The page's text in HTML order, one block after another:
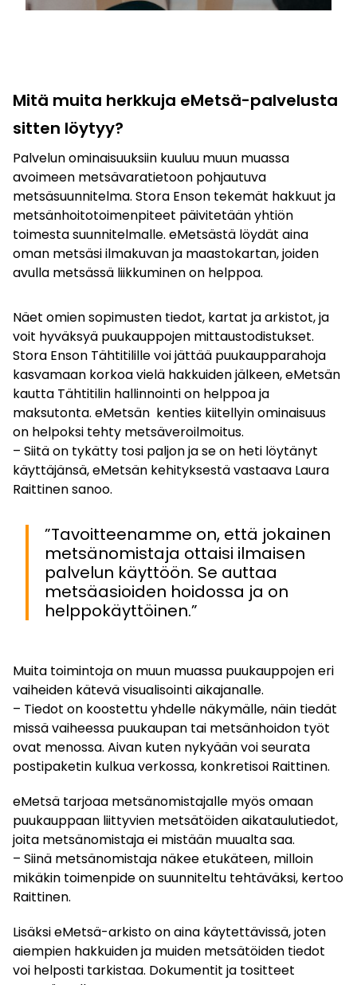
Mitä muita herkkuja eMetsä-palvelusta
sitten löytyy?
Palvelun ominaisuuksiin kuuluu muun muassa
avoimeen metsävaratietoon pohjautuva
metsäsuunnitelma. Stora Enson tekemät hakkuut ja
metsänhoitotoimenpiteet päivitetään yhtiön
toimesta suunnitelmalle. eMetsästä löydät aina
oman metsäsi ilmakuvan ja maastokartan, joiden
avulla metsässä liikkuminen on helppoa.
Näet omien sopimusten tiedot, kartat ja arkistot, ja
voit hyväksyä puukauppojen mittaustodistukset.
Stora Enson Tähtitilille voi jättää puukaupparahoja
kasvamaan korkoa vielä hakkuiden jälkeen, eMetsän
kautta Tähtitilin hallinnointi on helppoa ja
maksutonta. eMetsän kenties kiitellyin ominaisuus
on helpoksi tehty metsäveroilmoitus.
– Siitä on tykätty tosi paljon ja se on heti löytänyt
käyttäjänsä, eMetsän kehityksestä vastaava Laura
Raittinen sanoo.
”Tavoitteenamme on, että jokainen
metsänomistaja ottaisi ilmaisen
palvelun käyttöön. Se auttaa
metsäasioiden hoidossa ja on
helppokäyttöinen.”
Muita toimintoja on muun muassa puukauppojen eri
vaiheiden kätevä visualisointi aikajanalle.
– Tiedot on koostettu yhdelle näkymälle, näin tiedät
missä vaiheessa puukaupan tai metsänhoidon työt
ovat menossa. Aivan kuten nykyään voi seurata
postipaketin kulkua verkossa, konkretisoi Raittinen.
eMetsä tarjoaa metsänomistajalle myös omaan
puukauppaan liittyvien metsätöiden aikataulutiedot,
joita metsänomistaja ei mistään muualta saa.
– Siinä metsänomistaja näkee etukäteen, milloin
mikäkin toimenpide on suunniteltu tehtäväksi, kertoo
Raittinen.
Lisäksi eMetsä-arkisto on aina käytettävissä, joten
aiempien hakkuiden ja muiden metsätöiden tiedot
voi helposti tarkistaa. Dokumentit ja tositteet